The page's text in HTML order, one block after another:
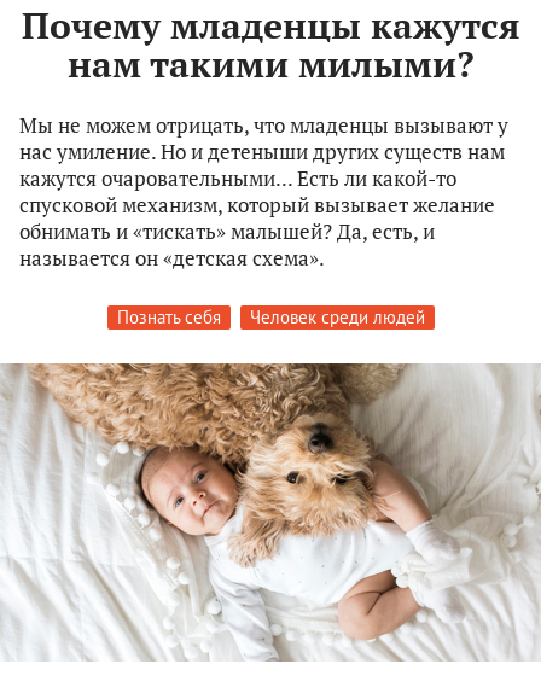
Почему младенцы кажутся
нам такими милыми?
Мы не можем отрицать, что младенцы вызывают у
нас умиление. Но и детеныши других существ нам
кажутся очаровательными... Есть ли какой-то
спусковой механизм, который вызывает желание
обнимать и «тискать» малышей? Да, есть, и
называется он «детская схема».
Познать себя Человек среди людей